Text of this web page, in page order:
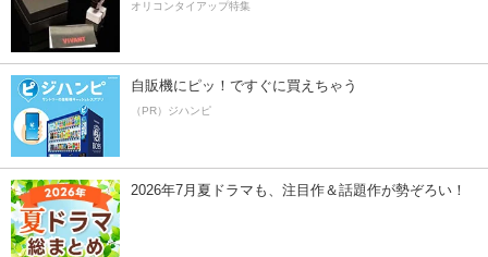
オリコンタイアップ特集
自販機にピッ！ですぐに買えちゃう
（PR）ジハンピ
2026年7月夏ドラマも、注目作＆話題作が勢ぞろい！